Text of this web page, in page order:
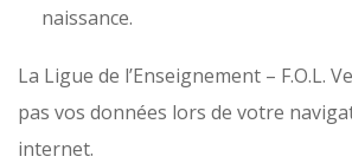
naissance.
La Ligue de l’Enseignement – F.O.L.
pas vos données lors de votre
internet.